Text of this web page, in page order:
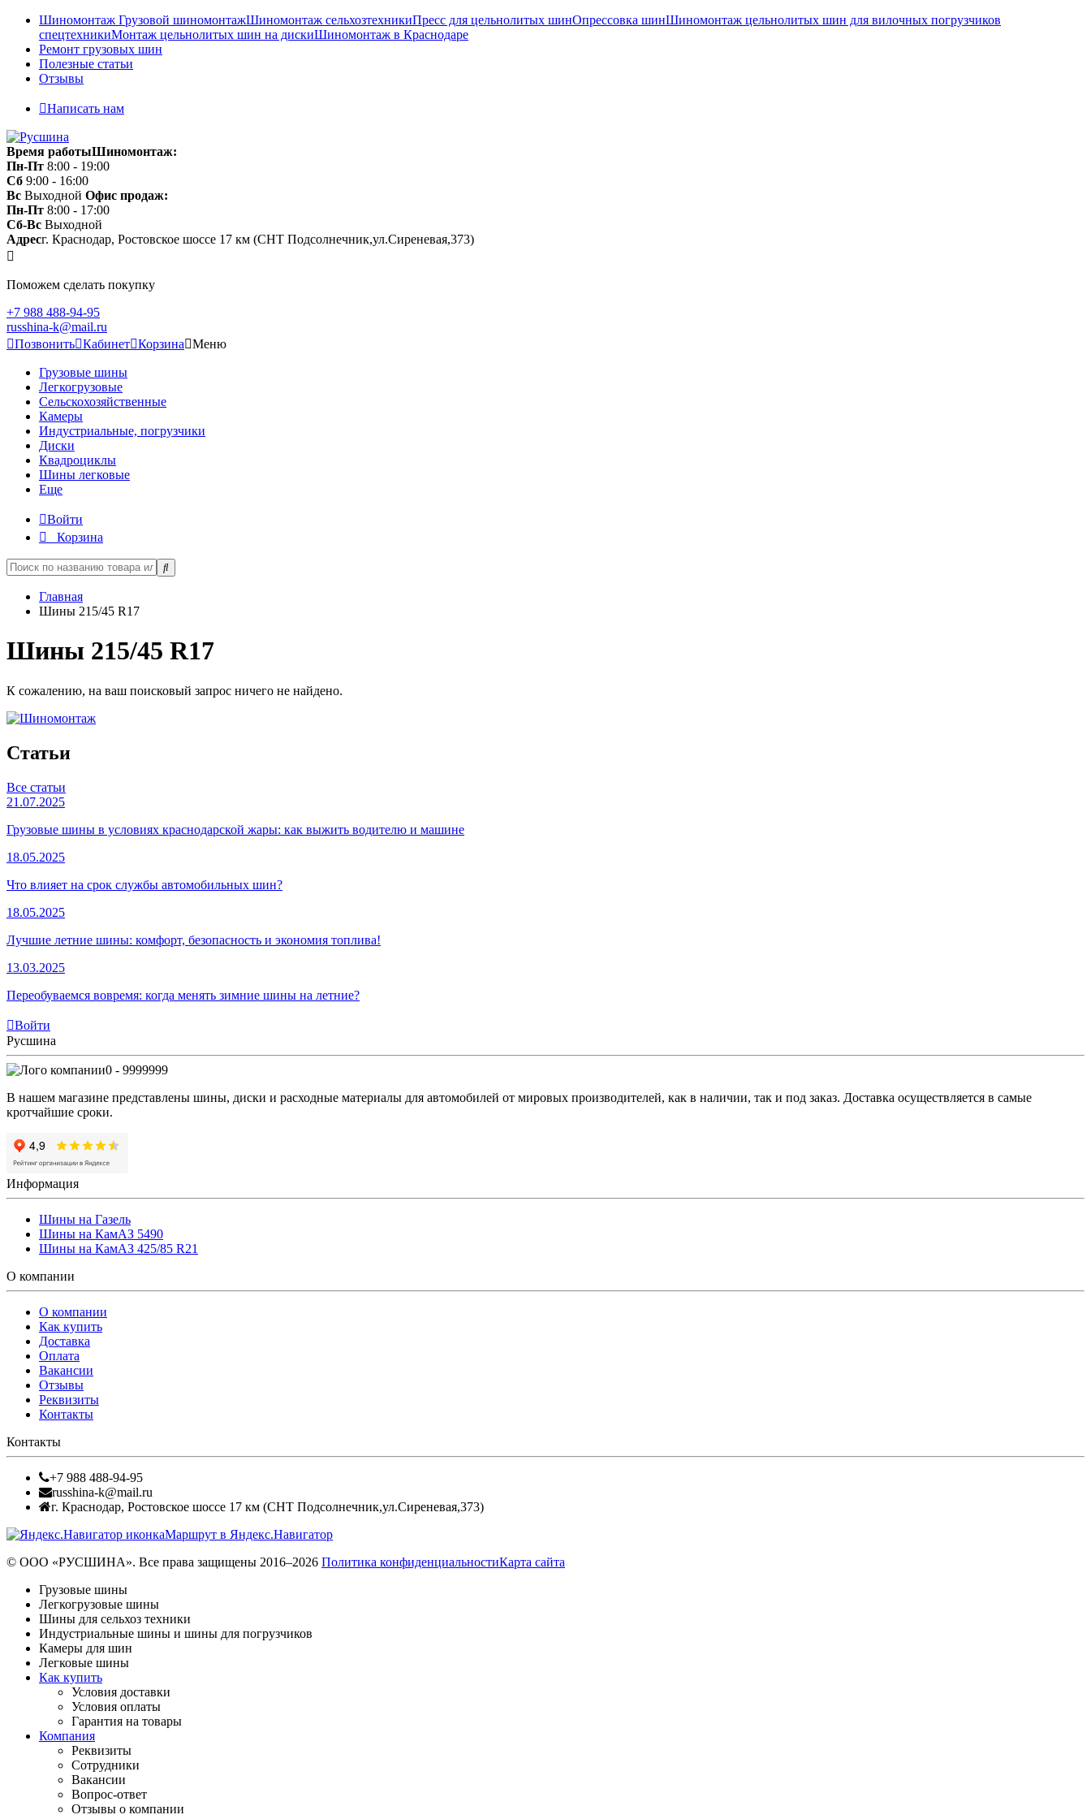
Шиномонтаж Грузовой шиномонтажШиномонтаж сельхозтехникиПресс для цельнолитых шинОпрессовка шинШиномонтаж цельнолитых шин для вилочных погрузчиков
спецтехникиМонтаж цельнолитых шин на дискиШиномонтаж в Краснодаре
Ремонт грузовых шин
Полезные статьи
Отзывы
Написать нам
Время работыШиномонтаж:
Пн-Пт 8:00 - 19:00
Сб 9:00 - 16:00
Вс Выходной Офис продаж:
Пн-Пт 8:00 - 17:00
Сб-Вс Выходной
Адресг. Краснодар, Ростовское шоссе 17 км (СНТ Подсолнечник,ул.Сиреневая,373)
Поможем сделать покупку
+7 988 488-94-95
russhina-k@mail.ru
Позвонить Кабинет Корзина Меню
Грузовые шины
Легкогрузовые
Сельскохозяйственные
Камеры
Индустриальные, погрузчики
Диски
Квадроциклы
Шины легковые
Еще
Войти
Корзина
Главная
Шины 215/45 R17
Шины 215/45 R17
К сожалению, на ваш поисковый запрос ничего не найдено.
Статьи
Все статьи
21.07.2025
Грузовые шины в условиях краснодарской жары: как выжить водителю и машине
18.05.2025
Что влияет на срок службы автомобильных шин?
18.05.2025
Лучшие летние шины: комфорт, безопасность и экономия топлива!
13.03.2025
Переобуваемся вовремя: когда менять зимние шины на летние?
Войти
Русшина
0 - 9999999
В нашем магазине представлены шины, диски и расходные материалы для автомобилей от мировых производителей, как в наличии, так и под заказ. Доставка осуществляется в самые
кротчайшие сроки.
Информация
Шины на Газель
Шины на КамАЗ 5490
Шины на КамАЗ 425/85 R21
О компании
О компании
Как купить
Доставка
Оплата
Вакансии
Отзывы
Реквизиты
Контакты
Контакты
+7 988 488-94-95
russhina-k@mail.ru
г. Краснодар, Ростовское шоссе 17 км (СНТ Подсолнечник,ул.Сиреневая,373)
Маршрут в Яндекс.Навигатор
© ООО «РУСШИНА». Все права защищены 2016–2026 Политика конфиденциальностиКарта сайта
Грузовые шины
Легкогрузовые шины
Шины для сельхоз техники
Индустриальные шины и шины для погрузчиков
Камеры для шин
Легковые шины
Как купить
Условия доставки
Условия оплаты
Гарантия на товары
Компания
Реквизиты
Сотрудники
Вакансии
Вопрос-ответ
Отзывы о компании